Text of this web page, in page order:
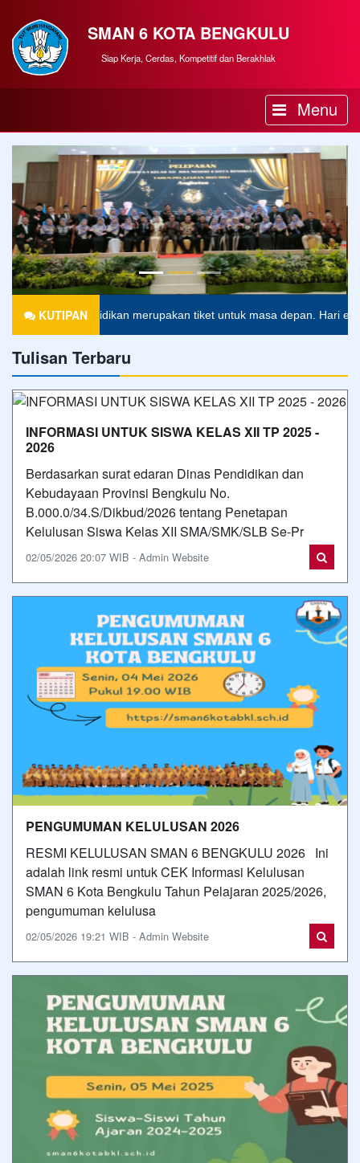
SMAN 6 KOTA BENGKULU
Siap Kerja, Cerdas, Kompetitif dan Berakhlak
Menu
KUTIPAN
Pendidikan merupakan tiket untuk masa depan. Hari esok
Tulisan Terbaru
INFORMASI UNTUK SISWA KELAS XII TP 2025 -
2026
Berdasarkan surat edaran Dinas Pendidikan dan
Kebudayaan Provinsi Bengkulu No.
B.000.0/34.S/Dikbud/2026 tentang Penetapan
Kelulusan Siswa Kelas XII SMA/SMK/SLB Se-Pr
02/05/2026 20:07 WIB - Admin Website
PENGUMUMAN KELULUSAN 2026
RESMI KELULUSAN SMAN 6 BENGKULU 2026 Ini
adalah link resmi untuk CEK Informasi Kelulusan
SMAN 6 Kota Bengkulu Tahun Pelajaran 2025/2026,
pengumuman kelulusa
02/05/2026 19:21 WIB - Admin Website